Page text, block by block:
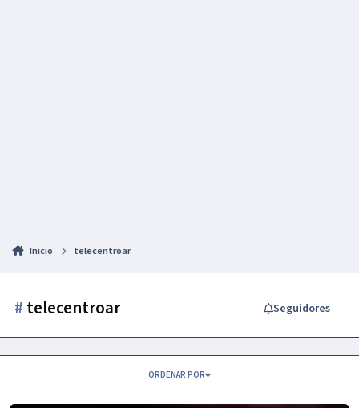
Inicio telecentroar
# telecentroar Seguidores
ORDENAR POR
Telecentro | Buenos Aires, Argentina | Grilla de Canales | 2026